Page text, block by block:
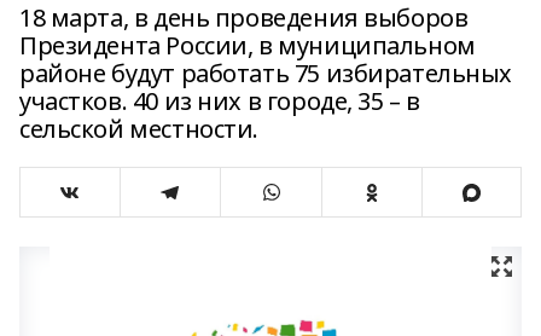
18 марта, в день проведения выборов
Президента России, в муниципальном
районе будут работать 75 избирательных
участков. 40 из них в городе, 35 – в
сельской местности.